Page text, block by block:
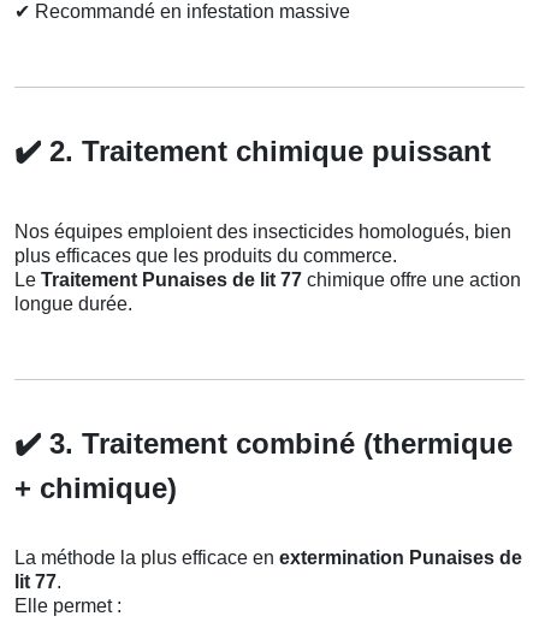
✔ Recommandé en infestation massive
✔️ 2. Traitement chimique puissant
Nos équipes emploient des insecticides homologués, bien
plus efficaces que les produits du commerce.
Le Traitement Punaises de lit 77 chimique offre une action
longue durée.
✔️ 3. Traitement combiné (thermique
+ chimique)
La méthode la plus efficace en extermination Punaises de
lit 77.
Elle permet :